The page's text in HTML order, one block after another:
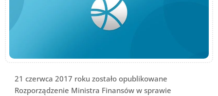
21 czerwca 2017 roku zostało opublikowane
Rozporządzenie Ministra Finansów w sprawie